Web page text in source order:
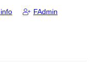
FAdmin